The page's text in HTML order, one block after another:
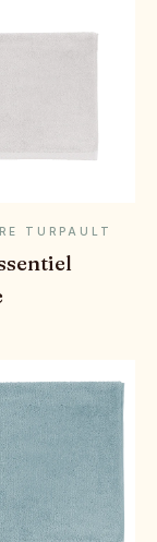
RAPIDE
TURPAULT